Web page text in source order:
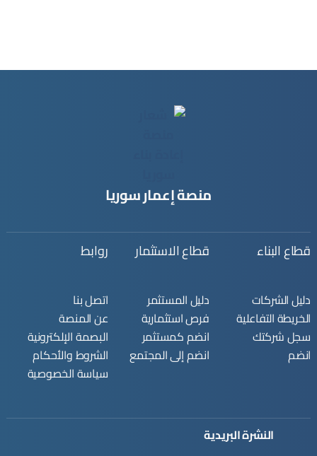
منصة إعمار سوريا
قطاع البناء
دليل الشركات
الخريطة التفاعلية
سجل شركتك
انضم
قطاع الاستثمار
دليل المستثمر
فرص استثمارية
انضم كمستثمر
انضم إلى المجتمع
روابط
اتصل بنا
عن المنصة
البصمة الإلكترونية
الشروط والأحكام
سياسة الخصوصية
النشرة البريدية